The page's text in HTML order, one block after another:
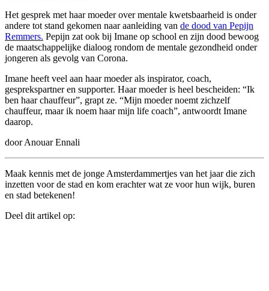
Het gesprek met haar moeder over mentale kwetsbaarheid is onder
andere tot stand gekomen naar aanleiding van de dood van Pepijn
Remmers. Pepijn zat ook bij Imane op school en zijn dood bewoog
de maatschappelijke dialoog rondom de mentale gezondheid onder
jongeren als gevolg van Corona.
Imane heeft veel aan haar moeder als inspirator, coach,
gesprekspartner en supporter. Haar moeder is heel bescheiden: “Ik
ben haar chauffeur”, grapt ze. “Mijn moeder noemt zichzelf
chauffeur, maar ik noem haar mijn life coach”, antwoordt Imane
daarop.
door Anouar Ennali
Maak kennis met de jonge Amsterdammertjes van het jaar die zich
inzetten voor de stad en kom erachter wat ze voor hun wijk, buren
en stad betekenen!
Deel dit artikel op: